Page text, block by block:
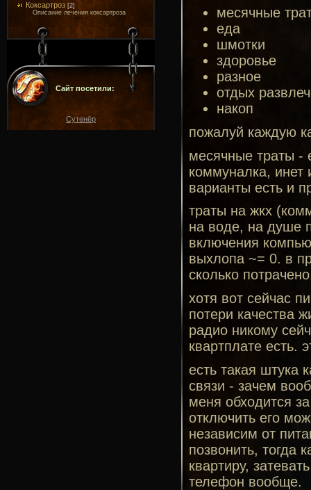
Коксартроз [2]
Описание лечения коксартроза
Сайт посетили:
Сутенёр
месячные
еда
шмотки
здоровье
разное
отдых
накоп
пожалуй каждую
месячные траты -
коммуналка, инет
варианты есть и
траты на жкх
на воде, на душе
включения
выхлопа ~= 0. в
сколько
хотя вот сейчас
потери качества
радио никому
квартплате есть.
есть такая штука
связи - зачем
меня обходится
отключить его
независим от
позвонить, тогда
квартиру,
телефон вообще.